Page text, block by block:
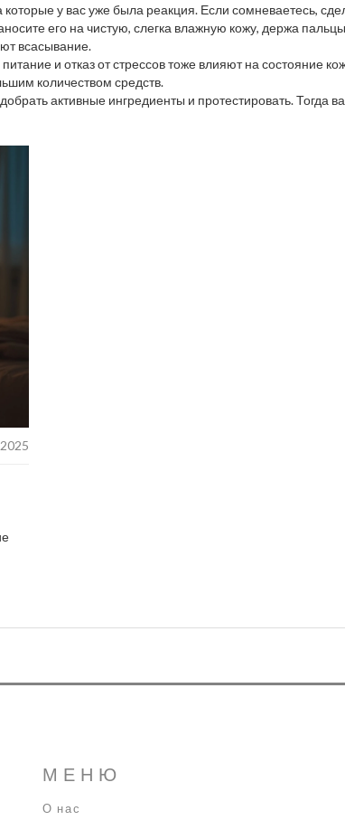
у вас уже была реакция. Если сомневаетесь,
его на чистую, слегка влажную кожу, держа
всасывание.
и отказ от стрессов тоже влияют на состояние
количеством средств.
активные ингредиенты и протестировать. Тогда
МЕНЮ
О нас